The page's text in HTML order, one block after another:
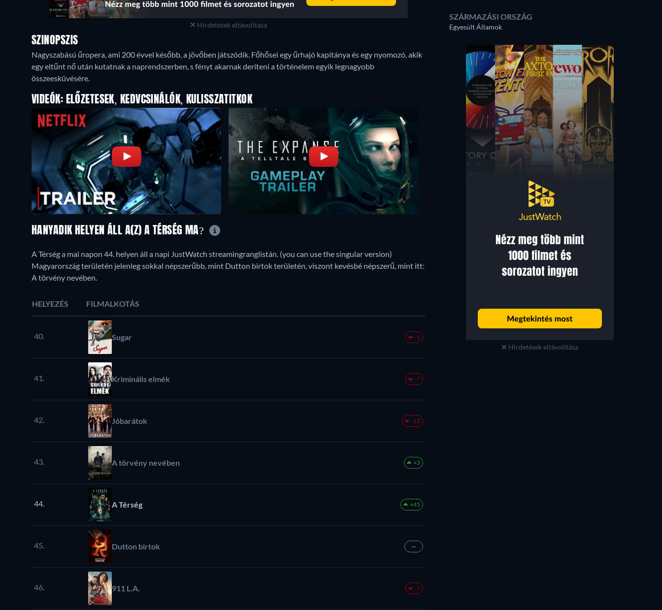
Hirdetések eltávolítása
SZINOPSZIS
Nagyszabású űropera, ami 200 évvel később, a jövőben játszódik. Főhősei egy űrhajó kapitánya és egy nyomozó, akik
egy eltűnt nő után kutatnak a naprendszerben, s fényt akarnak deríteni a történelem egyik legnagyobb
összeesküvésére.
VIDEÓK: ELŐZETESEK, KEDVCSINÁLÓK, KULISSZATITKOK
SZÁRMAZÁSI ORSZÁG
Egyesült Államok
Hirdetések eltávolítása
HANYADIK HELYEN ÁLL A(Z) A TÉRSÉG MA?
A Térség a mai napon 44. helyen áll a napi JustWatch streamingranglistán. (you can use the singular version)
Magyarország területén jelenleg sokkal népszerűbb, mint Dutton birtok területén, viszont kevésbé népszerű, mint itt:
A törvény nevében.
HELYEZÉS FILMALKOTÁS
40. Sugar -1
41. Kriminális elmék -7
42. Jóbarátok -12
43. A törvény nevében +3
44. A Térség +45
45. Dutton birtok —
46. 911 L.A. -7